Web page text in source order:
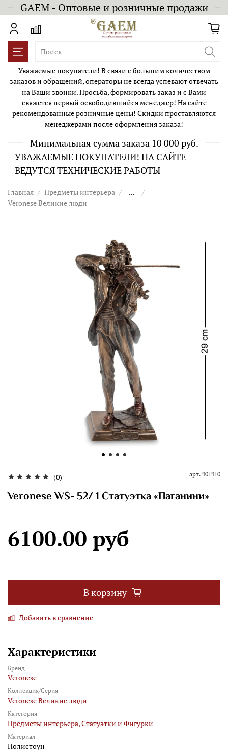
GAEM - Оптовые и розничные продажи
Уважаемые покупатели! В связи с большим количеством
заказов и обращений, операторы не всегда успевают отвечать
на Ваши звонки. Просьба, формировать заказ и с Вами
свяжется первый освободившийся менеджер! На сайте
рекомендованные розничные цены! Скидки проставляются
менеджерами после оформления заказа!
Минимальная сумма заказа 10 000 руб.
УВАЖАЕМЫЕ ПОКУПАТЕЛИ! НА САЙТЕ
ВЕДУТСЯ ТЕХНИЧЕСКИЕ РАБОТЫ
Главная Предметы интерьера
...
Veronese Великие люди
(0) арт. 901910
Veronese WS- 52/ 1 Статуэтка «Паганини»
6100.00 руб
В корзину
Добавить в сравнение
Характеристики
Бренд
Veronese
Коллекция/Серия
Veronese Великие люди
Категория
Предметы интерьера,Статуэтки и Фигурки
Материал
Полистоун